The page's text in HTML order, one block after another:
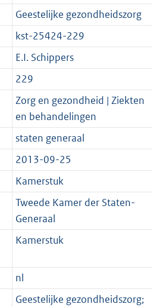
Geestelijke gezondheidszorg
kst-25424-229
E.I. Schippers
229
Zorg en gezondheid | Ziekten
en behandelingen
staten generaal
2013-09-25
Kamerstuk
Tweede Kamer der Staten-
Generaal
Kamerstuk
nl
Geestelijke gezondheidszorg;